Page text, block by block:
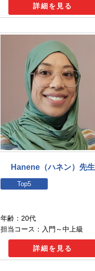
詳細を見る
Hanene（ハネン）先生
Top5
年齢：20代
担当コース：入門～中上級
詳細を見る